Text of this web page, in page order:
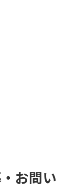
お問い